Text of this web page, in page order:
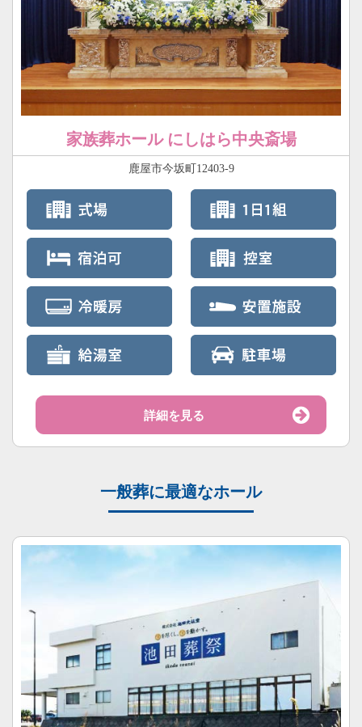
家族葬ホール にしはら中央斎場
鹿屋市今坂町12403-9
詳細を見る
一般葬に最適なホール